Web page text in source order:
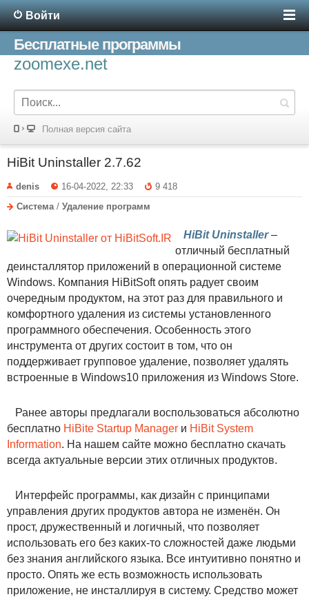
Войти
Бесплатные программы
zoomexe.net
Полная версия сайта
HiBit Uninstaller 2.7.62
denis 16-04-2022, 22:33
9 418
Система / Удаление программ
HiBit Uninstaller–
отличный бесплатный
деинсталлятор приложений в операционной системе
Windows. Компания HiBitSoft опять радует своим
очередным продуктом, на этот раз для правильного и
комфортного удаления из системы установленного
программного обеспечения. Особенность этого
инструмента от других состоит в том, что он
поддерживает групповое удаление, позволяет удалять
встроенные в Windows10 приложения из Windows Store.
Ранее авторы предлагали воспользоваться абсолютно
бесплатно HiBite Startup Manager и HiBit System
Information. На нашем сайте можно бесплатно скачать
всегда актуальные версии этих отличных продуктов.
Интерфейс программы, как дизайн с принципами
управления других продуктов автора не изменён. Он
прост, дружественный и логичный, что позволяет
использовать его без каких-то сложностей даже людьми
без знания английского языка. Все интуитивно понятно и
просто. Опять же есть возможность использовать
приложение, не инсталлируя в систему. Средство может